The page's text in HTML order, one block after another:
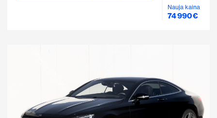
Nauja kaina
74 990 €